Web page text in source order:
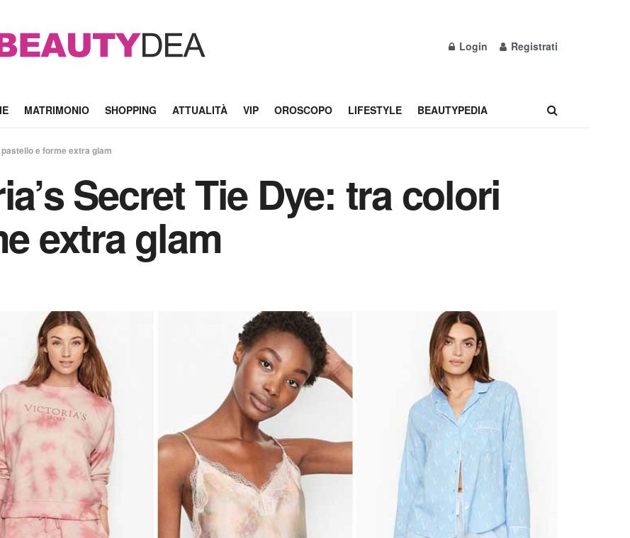
Login Registrati
MATRIMONIO SHOPPING ATTUALITÀ VIP OROSCOPO LIFESTYLE BEAUTYPEDIA
e forme extra glam
Secret Tie Dye: tra colori
extra glam